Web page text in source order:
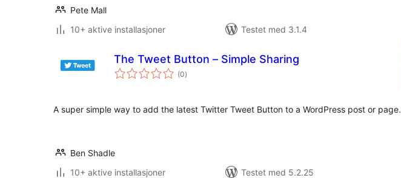
Pete Mall
10+ aktive installasjoner
Testet med 3.1.4
The Tweet Button – Simple Sharing
(0totale
vurderinger
)
A super simple way to add the latest Twitter Tweet Button to a WordPress post or page.
Ben Shadle
10+ aktive installasjoner
Testet med 5.2.25